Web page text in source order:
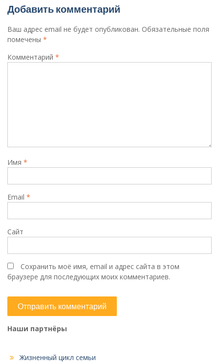
Добавить комментарий
Ваш адрес email не будет опубликован. Обязательные поля
помечены *
Комментарий *
Имя *
Email *
Сайт
Сохранить моё имя, email и адрес сайта в этом
браузере для последующих моих комментариев.
Наши партнёры
Жизненный цикл семьи